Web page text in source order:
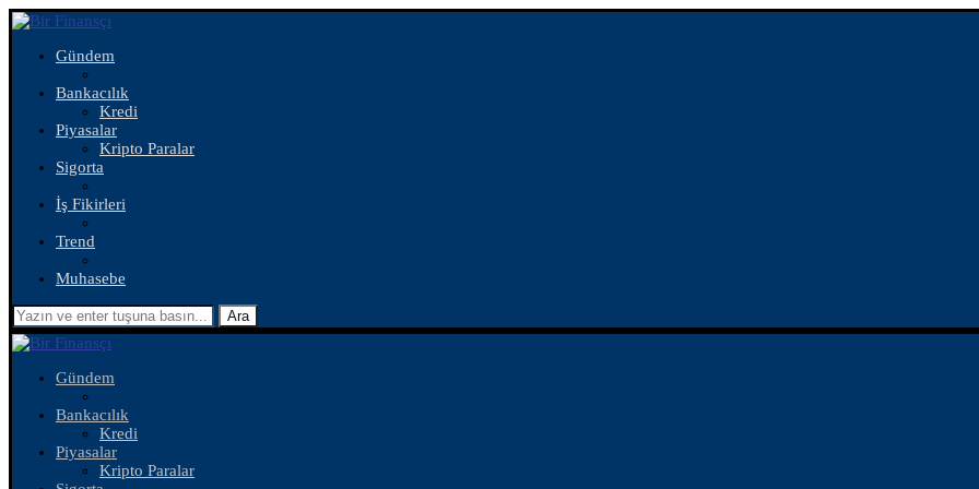
Gündem
Bankacılık
Kredi
Piyasalar
Kripto Paralar
Sigorta
İş Fikirleri
Trend
Muhasebe
Ara
Gündem
Bankacılık
Kredi
Piyasalar
Kripto Paralar